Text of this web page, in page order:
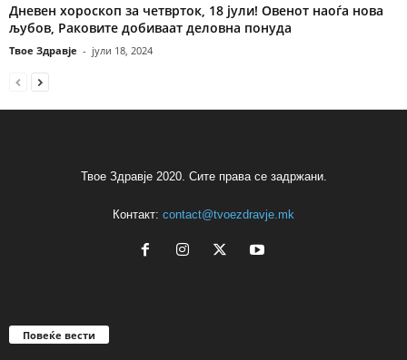
Дневен хороскоп за четврток, 18 јули! Овенот наоѓа нова
љубов, Раковите добиваат деловна понуда
Твое Здравје - јули 18, 2024
Твое Здравје 2020. Сите права се задржани.
Контакт: contact@tvoezdravje.mk
Повеќе вести